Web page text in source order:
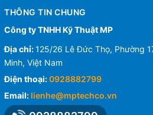
THÔNG TIN CHUNG
Công ty TNHH Kỹ Thuật MP
Địa chỉ:125/26 Lê Đức Thọ, Phường
Minh, Việt Nam
Điện thoại:0928882799
Email: lienhe@mptechco.vn